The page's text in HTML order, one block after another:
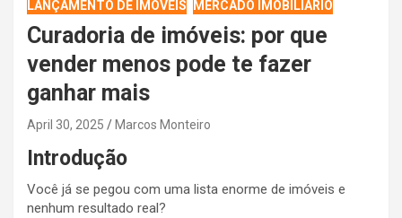
LANÇAMENTO DE IMÓVEIS MERCADO IMOBILIÁRIO
Curadoria de imóveis: por que
vender menos pode te fazer
ganhar mais
April 30, 2025 Marcos Monteiro
Introdução
Você já se pegou com uma lista enorme de imóveis e
nenhum resultado real?